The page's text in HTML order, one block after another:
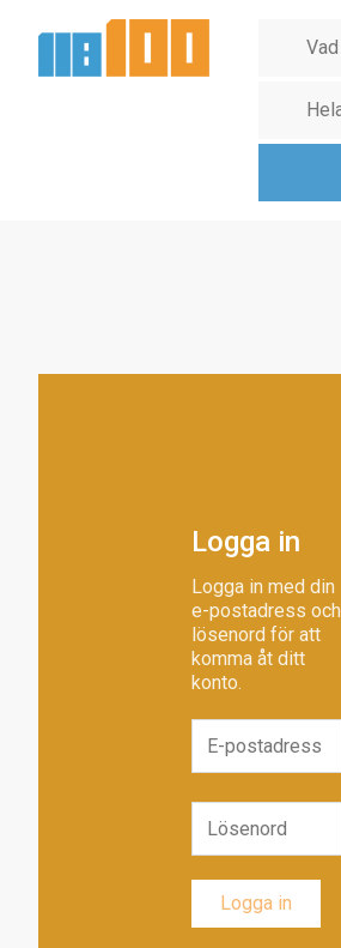
Logga in
Logga in med din
e-postadress och
lösenord för att
komma åt ditt
konto.